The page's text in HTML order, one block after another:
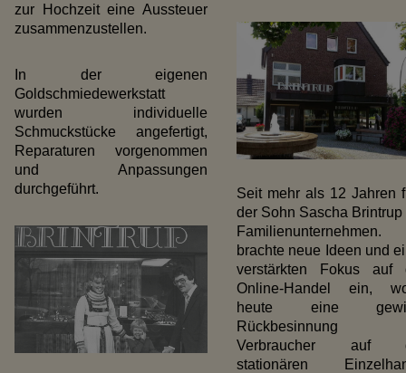
zur Hochzeit eine Aussteuer
zusammenzustellen.
In der eigenen
Goldschmiedewerkstatt
wurden individuelle
Schmuckstücke angefertigt,
Reparaturen vorgenommen
und Anpassungen
durchgeführt.
Seit mehr als 12 Jahren
der Sohn Sascha Brintrup
brachte neue Ideen und
verstärkten Fokus auf
Online-Handel ein,
heute eine
Rückbesinnung
Verbraucher auf
stationären